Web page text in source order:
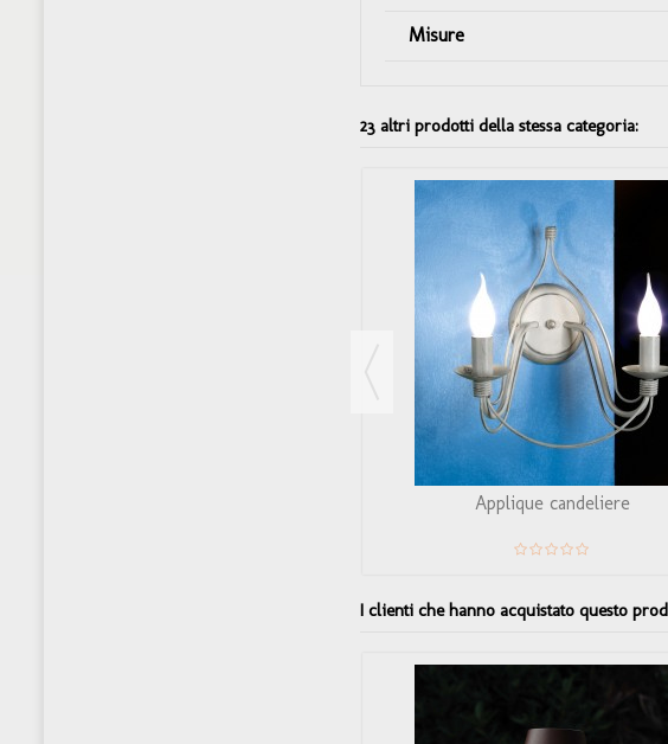
Misure
23 altri prodotti della stessa categoria:
Applique candeliere
I clienti che hanno acquistato questo